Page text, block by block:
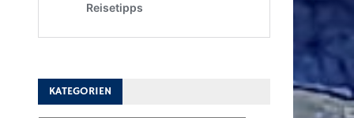
KATEGORIEN